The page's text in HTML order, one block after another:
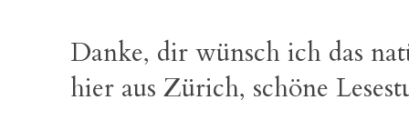
Danke, dir wünsch ich das
hier aus Zürich, schöne